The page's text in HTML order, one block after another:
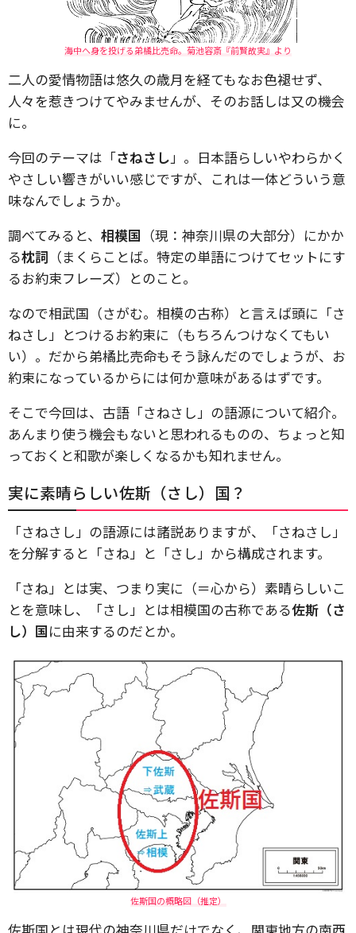
海中へ身を投げる弟橘比売命。菊池容斎『前賢故実』より
二人の愛情物語は悠久の歳月を経てもなお色褪せず、
人々を惹きつけてやみませんが、そのお話しは又の機会
に。
今回のテーマは「さねさし」。日本語らしいやわらかく
やさしい響きがいい感じですが、これは一体どういう意
味なんでしょうか。
調べてみると、 相模国 （現：神奈川県の大部分）にかか
る枕詞 （まくらことば。特定の単語につけてセットにす
るお約束フレーズ）とのこと。
なので相武国（さがむ。相模の古称）と言えば頭に「さ
ねさし」とつけるお約束に（もちろんつけなくてもい
い）。だから弟橘比売命もそう詠んだのでしょうが、お
約束になっているからには何か意味があるはずです。
そこで今回は、古語「さねさし」の語源について紹介。
あんまり使う機会もないと思われるものの、ちょっと知
っておくと和歌が楽しくなるかも知れません。
実に素晴らしい佐斯（さし）国？
「さねさし」の語源には諸説ありますが、「さねさし」
を分解すると「さね」と「さし」から構成されます。
「さね」とは実、つまり実に（＝心から）素晴らしいこ
とを意味し、「さし」とは相模国の古称である佐斯（さ
し）国に由来するのだとか。
佐斯国の概略図（推定）